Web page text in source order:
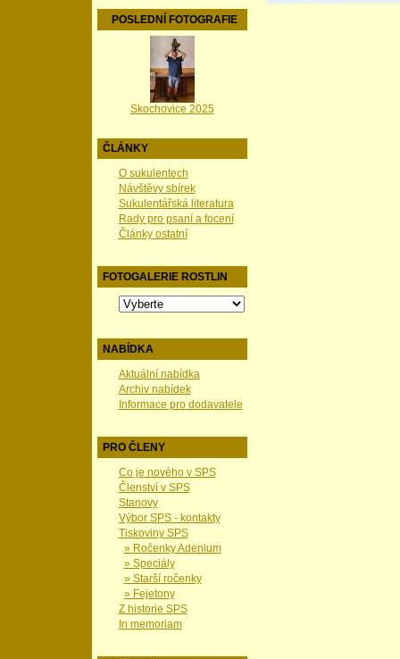
POSLEDNÍ FOTOGRAFIE
Skochovice 2025
ČLÁNKY
O sukulentech
Návštěvy sbírek
Sukulentářská literatura
Rady pro psaní a focení
Články ostatní
FOTOGALERIE ROSTLIN
NABÍDKA
Aktuální nabídka
Archiv nabídek
Informace pro dodavatele
PRO ČLENY
Co je nového v SPS
Členství v SPS
Stanovy
Výbor SPS - kontakty
Tiskoviny SPS
» Ročenky Adenium
» Speciály
» Starší ročenky
» Fejetony
Z historie SPS
In memoriam